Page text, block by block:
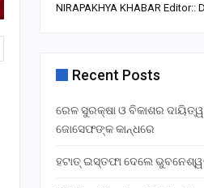
NIRAPAKHYA KHABAR
Recent Posts
ରେଳ ସୁରକ୍ଷା ଓ ବିକାଶର
ଜୋସେଫଙ୍କ କାନ୍ଧରେ
ହଟାତ୍ ଇସ୍ତଫା ଦେଲେ